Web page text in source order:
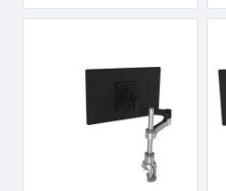
Autres caractéristiques
Nom du produit